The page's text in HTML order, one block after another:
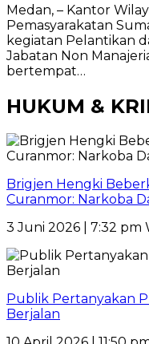
Medan, – Kantor
Pemasyarakatan
kegiatan Pelantikan
Jabatan Non
bertempat…
HUKUM &
Brigjen Hengki
Curanmor: Narkoba
3 Juni 2026 | 7:32 pm
Publik Pertanyakan
Berjalan